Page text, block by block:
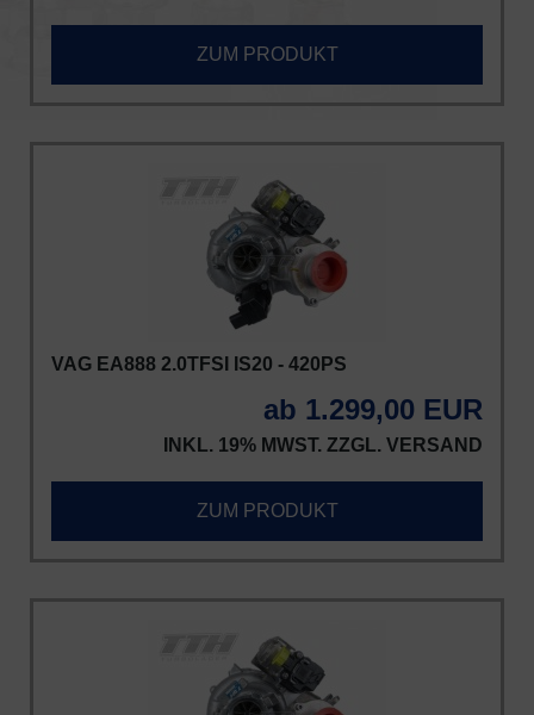
ZUM PRODUKT
VAG EA888 2.0TFSI IS20 - 420PS
ab 1.299,00 EUR
INKL. 19% MWST. ZZGL. VERSAND
ZUM PRODUKT